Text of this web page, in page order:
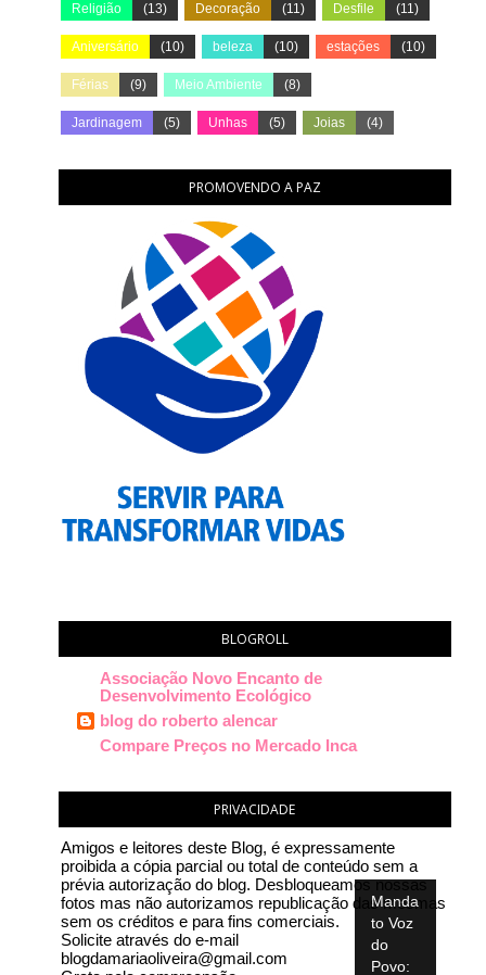
Religião (13) Decoração (11) Desfile (11)
Aniversário (10) beleza (10) estações (10)
Férias (9) Meio Ambiente (8)
Jardinagem (5) Unhas (5) Joias (4)
PROMOVENDO A PAZ
BLOGROLL
Associação Novo Encanto de
Desenvolvimento Ecológico
blog do roberto alencar
Compare Preços no Mercado Inca
PRIVACIDADE
Amigos e leitores deste Blog, é expressamente
proibida a cópia parcial ou total de conteúdo sem a
prévia autorização do blog. Desbloqueamos nossas
fotos mas não autorizamos republicação das mesmas
sem os créditos e para fins comerciais.
Solicite através do e-mail
blogdamariaoliveira@gmail.com
Manda
to Voz
do
Povo: